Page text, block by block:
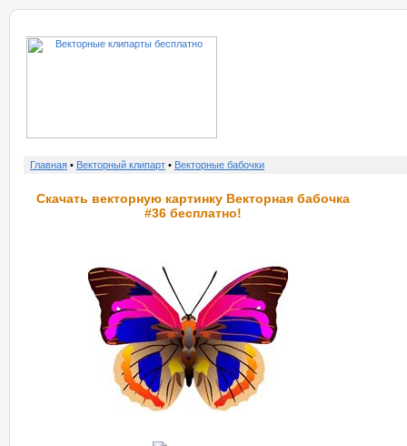
Главная • Векторный клипарт • Векторные бабочки
Скачать векторную картинку Векторная бабочка
#36 бесплатно!